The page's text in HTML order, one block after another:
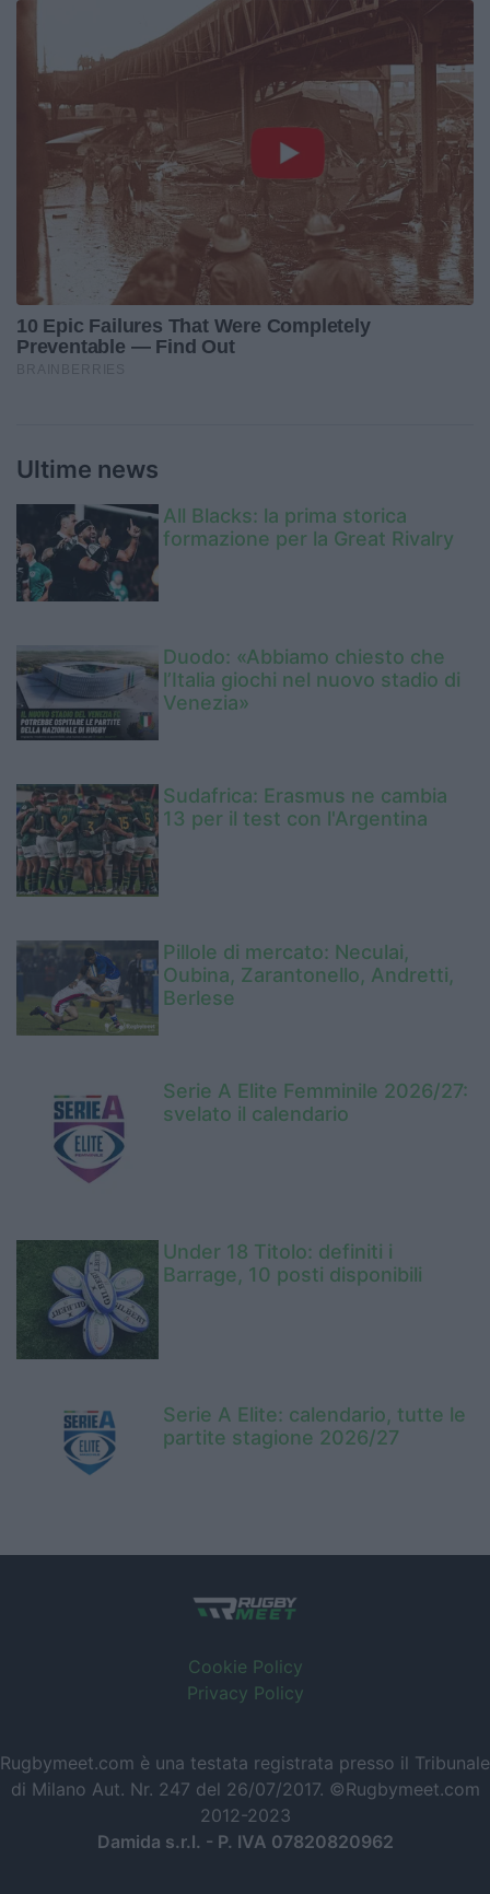
Ultime news
All Blacks: la prima storica
formazione per la Great Rivalry
Duodo: «Abbiamo chiesto che
l’Italia giochi nel nuovo stadio di
Venezia»
Sudafrica: Erasmus ne cambia
13 per il test con l'Argentina
Pillole di mercato: Neculai,
Oubina, Zarantonello, Andretti,
Berlese
Serie A Elite Femminile 2026/27:
svelato il calendario
Under 18 Titolo: definiti i
Barrage, 10 posti disponibili
Serie A Elite: calendario, tutte le
partite stagione 2026/27
Cookie Policy
Privacy Policy
Rugbymeet.com è una testata registrata presso il Tribunale
di Milano Aut. Nr. 247 del 26/07/2017. ©Rugbymeet.com
2012-2023
Damida s.r.l. - P. IVA 07820820962